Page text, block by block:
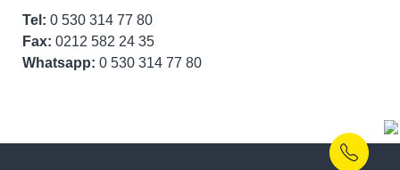
Tel: 0 530 314 77 80
Fax: 0212 582 24 35
Whatsapp: 0 530 314 77 80